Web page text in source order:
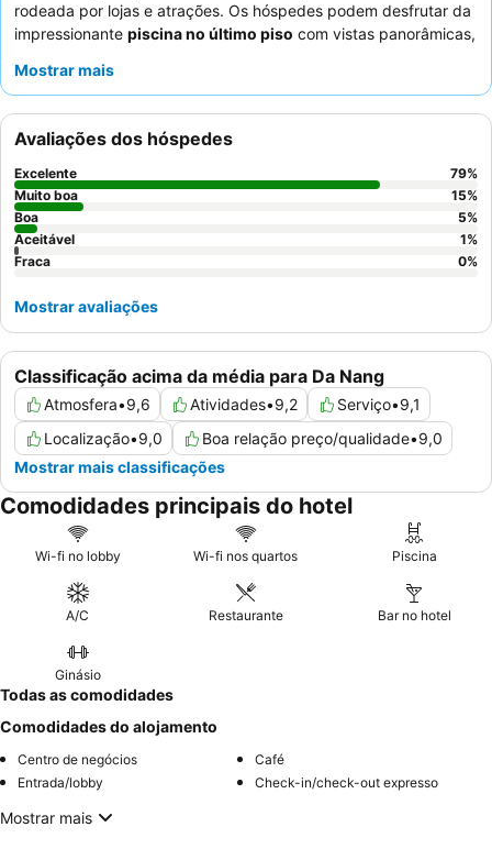
rodeada por lojas e atrações. Os hóspedes podem desfrutar da
impressionante piscina no último piso com vistas panorâmicas,
funcionários recebem consistentemente elogios pela sua
delicioso e variado
buffet de pequeno-almoço
fresco. Para um conforto ideal, os hóspedes recomendam
solicitar um quarto num andar superior para melhores vistas e
luz natural.
Mostrar mais
Classificação acima da média para Da Nang
Atmosfera•9,6 Atividades•9,2 Serviço•9,1
Localização•9,0 Boa relação preço/qualidade•9,0
Mostrar mais classificações
Avaliações dos hóspedes
Excelente 79%
Muito boa
15%
Boa
5%
Aceitável
1%
Fraca
0%
Mostrar avaliações
Comodidades principais do hotel
Wi-fi no lobby Wi-fi nos quartos Piscina
A/C Restaurante Bar no hotel
Ginásio
Todas as comodidades
Comodidades do alojamento
Centro de negócios
Café
Entrada/lobby
Check-in/check-out expresso
Mostrar mais